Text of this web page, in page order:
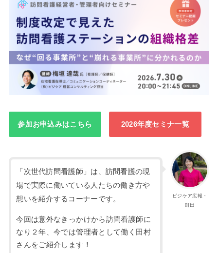
参加お申込みはこちら 2026年度セミナ一覧
ビジケア広報・
町田
「次世代訪問看護師」は、訪問看護の現
場で実際に働いている人たちの働き方や
想いを紹介するコーナーです。
今回は意外なきっかけから訪問看護師に
なり２年、今では管理者として働く田村
さんをご紹介します！